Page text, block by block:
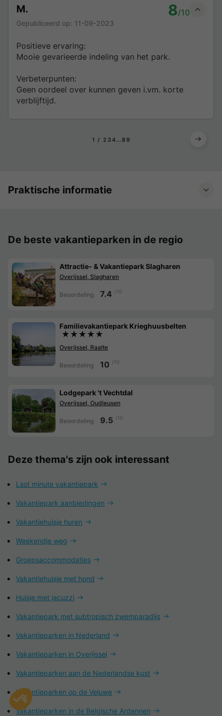
M. 8/10
Gepubliceerd op: 11-09-2023
Positieve ervaring:
Mooie gevarieerde indeling van het park.
Verbeterpunten:
Geen oordeel over kunnen geven i.vm. korte
verblijftijd.
1 2 3 4 ... 8 9
Praktische informatie
De beste vakantieparken in de regio
Attractie- & Vakantiepark Slagharen
Overijssel, Slagharen
Beoordeling 7.4 /10
Familievakantiepark Krieghuusbelten
★★★★★
Overijssel, Raalte
Beoordeling 10 /10
Lodgepark 't Vechtdal
Overijssel, Oudleusen
Beoordeling 9.5 /10
Deze thema's zijn ook interessant
Last minute vakantiepark
Vakantiepark aanbiedingen
Vakantiehuisje huren
Weekendje weg
Groepsaccommodaties
Vakantiehuisje met hond
Huisje met jacuzzi
Vakantiepark met subtropisch zwemparadijs
Vakantieparken in Nederland
Vakantieparken in Overijssel
Vakantieparken aan de Nederlandse kust
Vakantieparken op de Veluwe
Vakantieparken in de Belgische Ardennen